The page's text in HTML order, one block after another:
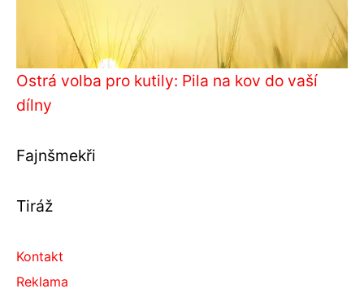
Ostrá volba pro kutily: Pila na kov do vaší
dílny
Fajnšmekři
Tiráž
Kontakt
Reklama